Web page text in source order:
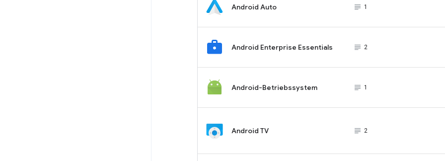
Android Auto subject_black
1
Android Enterprise Essentials subject_black
2
Android-Betriebssystem subject_black
1
Android TV subject_black
2